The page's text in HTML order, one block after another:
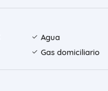
Agua
Gas domiciliario